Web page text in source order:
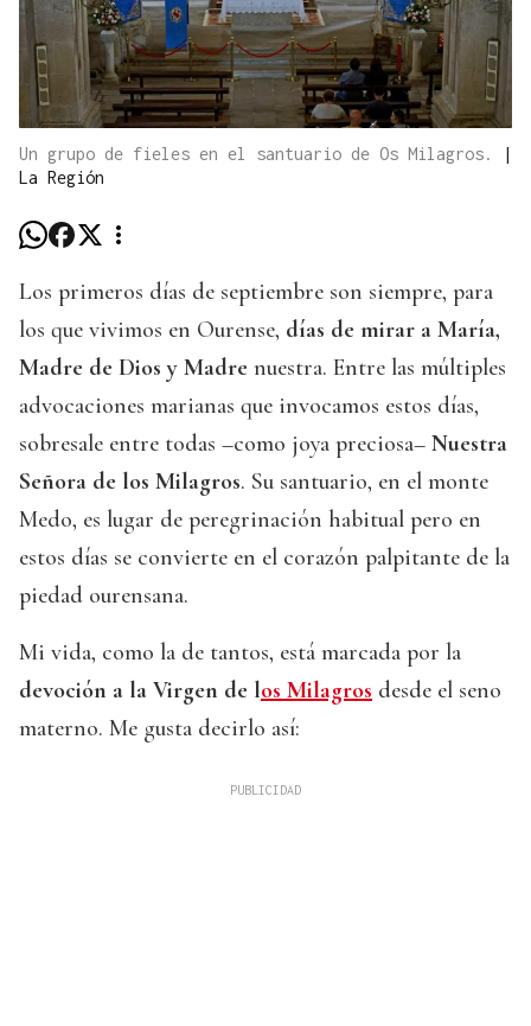
Un grupo de fieles en el santuario de Os Milagros.
|
La Región
Los primeros días de septiembre son siempre, para
los que vivimos en Ourense, días de mirar a María,
Madre de Dios y Madre nuestra. Entre las múltiples
advocaciones marianas que invocamos estos días,
sobresale entre todas –como joya preciosa– Nuestra
Señora de los Milagros. Su santuario, en el monte
Medo, es lugar de peregrinación habitual pero en
estos días se convierte en el corazón palpitante de la
piedad ourensana.
Mi vida, como la de tantos, está marcada por la
devoción a la Virgen de los Milagros desde el seno
materno. Me gusta decirlo así: